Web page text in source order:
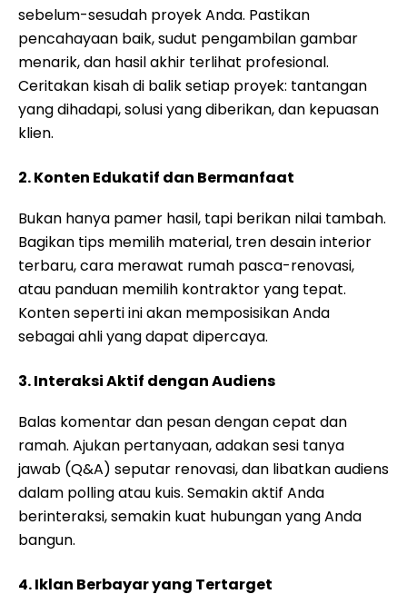
sebelum-sesudah proyek Anda. Pastikan
pencahayaan baik, sudut pengambilan gambar
menarik, dan hasil akhir terlihat profesional.
Ceritakan kisah di balik setiap proyek: tantangan
yang dihadapi, solusi yang diberikan, dan kepuasan
klien.
2. Konten Edukatif dan Bermanfaat
Bukan hanya pamer hasil, tapi berikan nilai tambah.
Bagikan tips memilih material, tren desain interior
terbaru, cara merawat rumah pasca-renovasi,
atau panduan memilih kontraktor yang tepat.
Konten seperti ini akan memposisikan Anda
sebagai ahli yang dapat dipercaya.
3. Interaksi Aktif dengan Audiens
Balas komentar dan pesan dengan cepat dan
ramah. Ajukan pertanyaan, adakan sesi tanya
jawab (Q&A) seputar renovasi, dan libatkan audiens
dalam polling atau kuis. Semakin aktif Anda
berinteraksi, semakin kuat hubungan yang Anda
bangun.
4. Iklan Berbayar yang Tertarget